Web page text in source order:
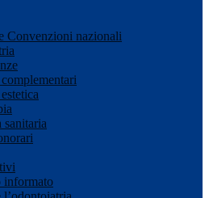
Convenzioni nazionali
sanitaria
informato